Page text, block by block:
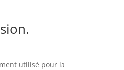
utilisé pour la